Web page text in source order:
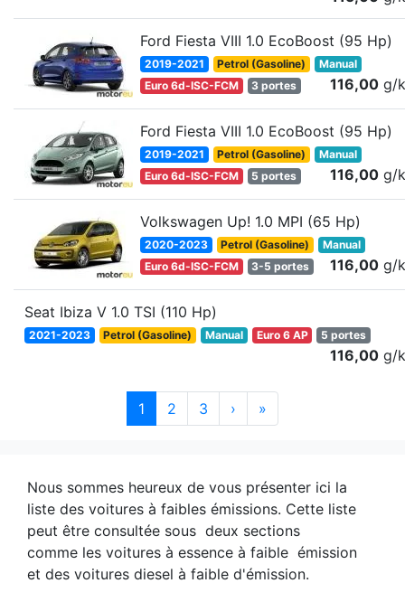
Ford Fiesta VIII 1.0 EcoBoost (95 Hp)
2019-2021 Petrol (Gasoline)
Manual
Euro 6d-ISC-FCM
3 portes 116,00 g/
Ford Fiesta VIII 1.0 EcoBoost (95 Hp)
2019-2021 Petrol (Gasoline)
Manual
Euro 6d-ISC-FCM
5 portes 116,00 g/
Volkswagen Up! 1.0 MPI (65 Hp)
2020-2023 Petrol (Gasoline)
Manual
Euro 6d-ISC-FCM
3-5 portes 116,00 g/
Seat Ibiza V 1.0 TSI (110 Hp)
2021-2023 Petrol (Gasoline) Manual Euro 6 AP 5 portes
116,00 g/
1 2 3 › »
Nous sommes heureux de vous présenter ici la
liste des voitures à faibles émissions. Cette liste
peut être consultée sous deux sections
comme les voitures à essence à faible émission
et des voitures diesel à faible d'émission.